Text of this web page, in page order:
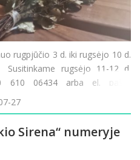
rugpjūčio 3 d. iki rugsėjo 10 d.
rugsėjo 11-12 d.
610 06434 arba el. paštu
27
Sirena“ numeryje